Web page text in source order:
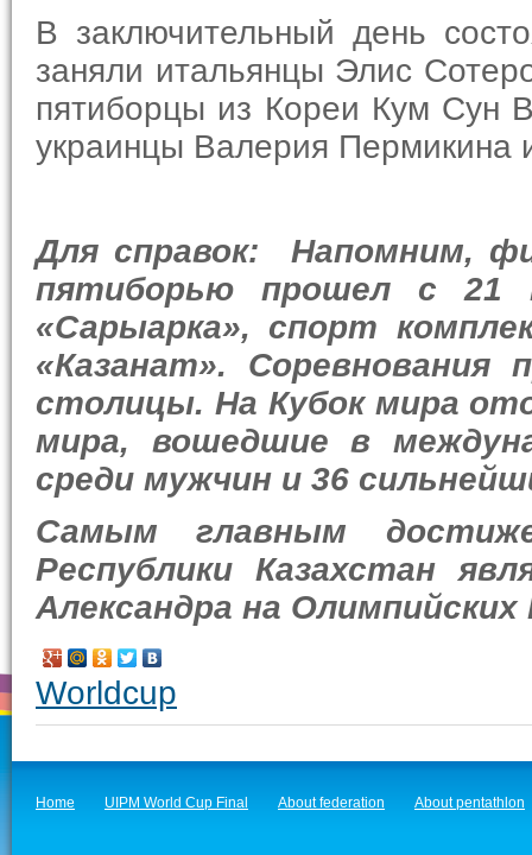
В заключительный день
заняли итальянцы Элис
пятиборцы из Кореи Кум Сун
украинцы Валерия Пермикина
Для справок: Напомним,
пятиборью прошел с21
«Сарыарка», спорт
«Казанат». Соревнования
столицы. На Кубок мира
мира, вошедшие в
среди мужчин и 36
Самым главным
Республики Казахстан
Александра на
Worldcup
Home UIPM World Cup Final About federation About pentathlon